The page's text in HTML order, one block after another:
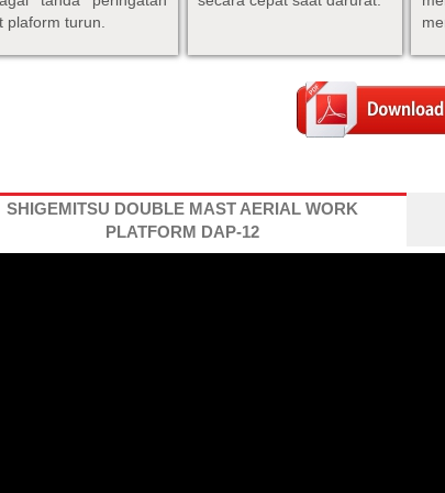
plaform turun.
SHIGEMITSU DOUBLE MAST AERIAL WORK
PLATFORM DAP-12